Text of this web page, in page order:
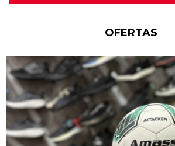
OFERTAS